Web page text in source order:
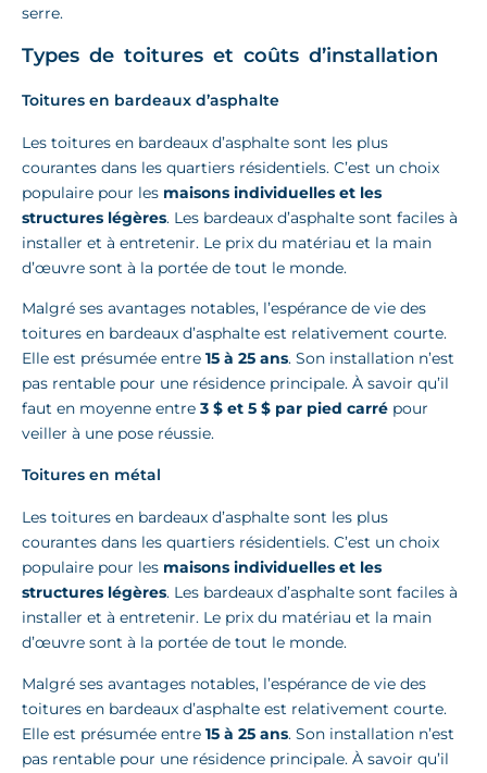
serre.
Types de toitures et coûts d’installation
Toitures en bardeaux d’asphalte
Les toitures en bardeaux d’asphalte sont les plus
courantes dans les quartiers résidentiels. C’est un choix
populaire pour les maisons individuelles et les
structures légères. Les bardeaux d’asphalte sont faciles à
installer et à entretenir. Le prix du matériau et la main
d’œuvre sont à la portée de tout le monde.
Malgré ses avantages notables, l’espérance de vie des
toitures en bardeaux d’asphalte est relativement courte.
Elle est présumée entre 15 à 25 ans. Son installation n’est
pas rentable pour une résidence principale. À savoir qu’il
faut en moyenne entre 3 $ et 5 $ par pied carré pour
veiller à une pose réussie.
Toitures en métal
Les toitures en bardeaux d’asphalte sont les plus
courantes dans les quartiers résidentiels. C’est un choix
populaire pour les maisons individuelles et les
structures légères. Les bardeaux d’asphalte sont faciles à
installer et à entretenir. Le prix du matériau et la main
d’œuvre sont à la portée de tout le monde.
Malgré ses avantages notables, l’espérance de vie des
toitures en bardeaux d’asphalte est relativement courte.
Elle est présumée entre 15 à 25 ans. Son installation n’est
pas rentable pour une résidence principale. À savoir qu’il